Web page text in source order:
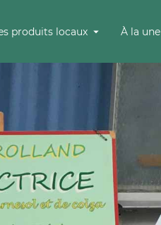
produits locaux À la une